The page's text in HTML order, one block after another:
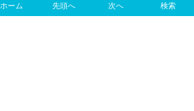
検索
ホーム 先頭へ 次へ